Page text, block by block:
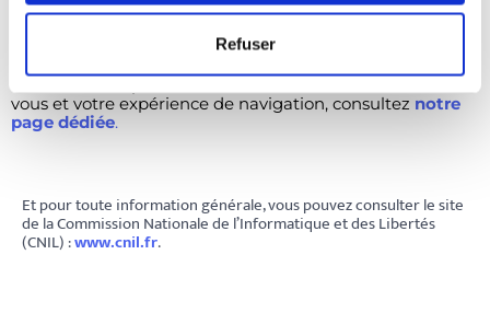
Refuser
navigateur, il est possible que vous ne puissiez plus
proposons à travers nos sites.
vous et votre expérience de navigation, consultez notre
page dédiée.
Et pour toute information générale, vous pouvez consulter le site
de la Commission Nationale de l’Informatique et des Libertés
(CNIL) :www.cnil.fr.